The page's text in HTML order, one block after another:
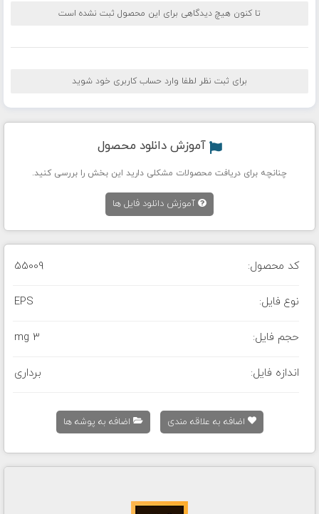
تا کنون هیچ دیدگاهی برای این محصول ثبت نشده است
برای ثبت نظر لطفا وارد حساب کاربری خود شوید
آموزش دانلود محصول
چنانچه برای دریافت محصولات مشکلی دارید این بخش را بررسی کنید.
آموزش دانلود فایل ها
کد محصول: 55009
نوع فایل: EPS
حجم فایل: 3 mg
اندازه فایل: برداری
اضافه به علاقه مندی اضافه به پوشه ها